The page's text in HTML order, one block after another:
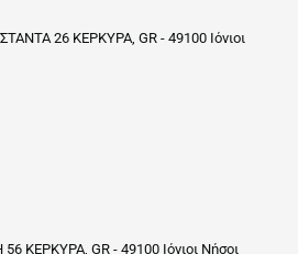
26 ΚΕΡΚΥΡΑ, GR - 49100 Ιόνιοι
ΚΕΡΚΥΡΑ, GR - 49100 Ιόνιοι Νήσοι